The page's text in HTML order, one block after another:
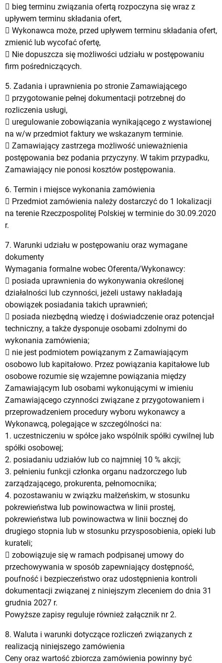
 bieg terminu związania ofertą rozpoczyna się wraz z
upływem terminu składania ofert,
 Wykonawca może, przed upływem terminu składania ofert,
zmienić lub wycofać ofertę,
 Nie dopuszcza się możliwości udziału w postępowaniu
firm pośredniczących.
5. Zadania i uprawnienia po stronie Zamawiającego
 przygotowanie pełnej dokumentacji potrzebnej do
rozliczenia usługi,
 uregulowanie zobowiązania wynikającego z wystawionej
na w/w przedmiot faktury we wskazanym terminie.
 Zamawiający zastrzega możliwość unieważnienia
postępowania bez podania przyczyny. W takim przypadku,
Zamawiający nie ponosi kosztów postępowania.
6. Termin i miejsce wykonania zamówienia
 Przedmiot zamówienia należy dostarczyć do 1 lokalizacji
na terenie Rzeczpospolitej Polskiej w terminie do 30.09.2020
r.
7. Warunki udziału w postępowaniu oraz wymagane
dokumenty
Wymagania formalne wobec Oferenta/Wykonawcy:
 posiada uprawnienia do wykonywania określonej
działalności lub czynności, jeżeli ustawy nakładają
obowiązek posiadania takich uprawnień;
 posiada niezbędną wiedzę i doświadczenie oraz potencjał
techniczny, a także dysponuje osobami zdolnymi do
wykonania zamówienia;
 nie jest podmiotem powiązanym z Zamawiającym
osobowo lub kapitałowo. Przez powiązania kapitałowe lub
osobowe rozumie się wzajemne powiązania między
Zamawiającym lub osobami wykonującymi w imieniu
Zamawiającego czynności związane z przygotowaniem i
przeprowadzeniem procedury wyboru wykonawcy a
Wykonawcą, polegające w szczególności na:
1. uczestniczeniu w spółce jako wspólnik spółki cywilnej lub
spółki osobowej;
2. posiadaniu udziałów lub co najmniej 10 % akcji;
3. pełnieniu funkcji członka organu nadzorczego lub
zarządzającego, prokurenta, pełnomocnika;
4. pozostawaniu w związku małżeńskim, w stosunku
pokrewieństwa lub powinowactwa w linii prostej,
pokrewieństwa lub powinowactwa w linii bocznej do
drugiego stopnia lub w stosunku przysposobienia, opieki lub
kurateli;
 zobowiązuje się w ramach podpisanej umowy do
przechowywania w sposób zapewniający dostępność,
poufność i bezpieczeństwo oraz udostępnienia kontroli
dokumentacji związanej z niniejszym zleceniem do dnia 31
grudnia 2027 r.
Powyższe zapisy reguluje również załącznik nr 2.
8. Waluta i warunki dotyczące rozliczeń związanych z
realizacją niniejszego zamówienia
Ceny oraz wartość zbiorcza zamówienia powinny być